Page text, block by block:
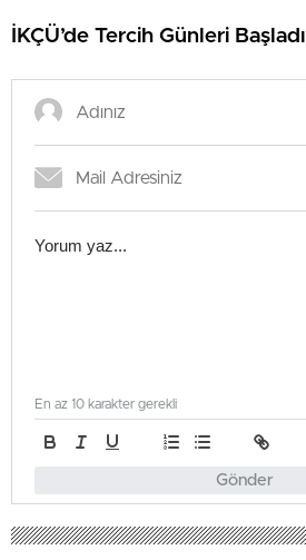
İKÇÜ’de Tercih Günleri Başladı
Gönder
En az 10 karakter gerekli